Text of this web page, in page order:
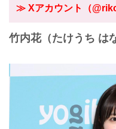
≫ Xアカウント（
竹内花（たけうち は